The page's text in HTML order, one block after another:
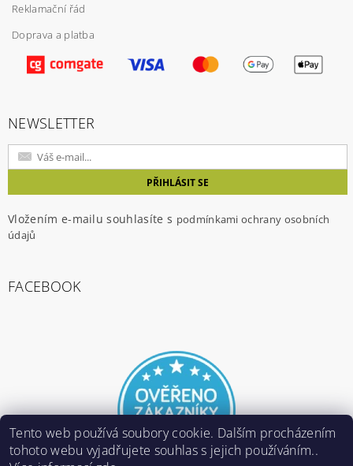
Vložením hodnocení souhlasíte spodmínkami
ochrany osobních údajů
Reklamační řád
Doprava a platba
NEWSLETTER
Vložením e-mailu souhlasíte s podmínkami ochrany osobních
údajů
FACEBOOK
Tento web používá soubory cookie. Dalším procházením
tohoto webu vyjadřujete souhlas s jejich používáním..